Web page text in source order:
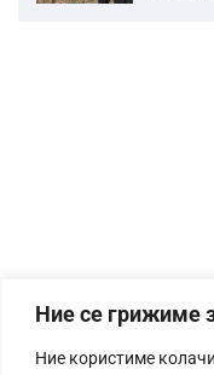
Ние се грижиме
Ние користиме